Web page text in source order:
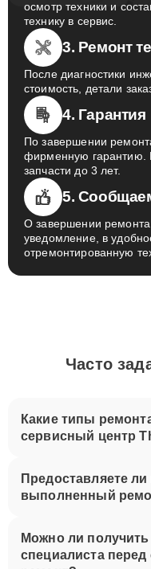
осмотр техники и
технику в сервис.
3. Ремонт
После диагностики
стоимость, детали
4. Гарантия
По завершении
фирменную гарантию.
запчасти до 3 лет.
5.
О завершении ремонта
уведомление, в
отремонтированную
Часто
Какие типы
сервисный центр
Предоставляете
выполненный
Можно ли
специалиста перед